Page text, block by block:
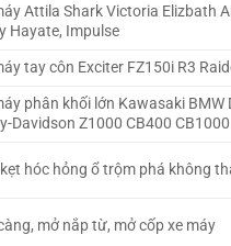
Attila Shark Victoria Elizbath
Hayate, Impulse
tay côn Exciter FZ150i R3
phân khối lớn Kawasaki BMW
Davidson Z1000 CB400
hóc hỏng ổ trộm phá không
mở nắp từ, mở cốp xe máy